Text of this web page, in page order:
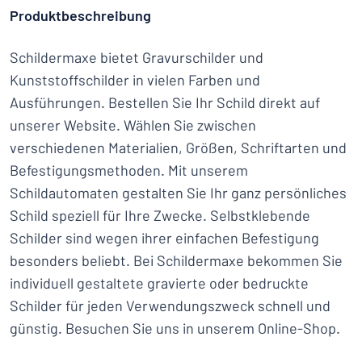
Produktbeschreibung
Schildermaxe bietet Gravurschilder und
Kunststoffschilder in vielen Farben und
Ausführungen. Bestellen Sie Ihr Schild direkt auf
unserer Website. Wählen Sie zwischen
verschiedenen Materialien, Größen, Schriftarten und
Befestigungsmethoden. Mit unserem
Schildautomaten gestalten Sie Ihr ganz persönliches
Schild speziell für Ihre Zwecke. Selbstklebende
Schilder sind wegen ihrer einfachen Befestigung
besonders beliebt. Bei Schildermaxe bekommen Sie
individuell gestaltete gravierte oder bedruckte
Schilder für jeden Verwendungszweck schnell und
günstig. Besuchen Sie uns in unserem Online-Shop.